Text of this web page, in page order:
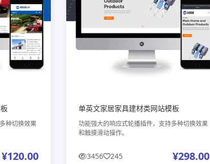
种切换效果
¥120.00
单英文家居家具建材类网站模板
功能强大的响应式轮播插件，支持多种切换效果
和触摸滑动操作。
3456 245 ¥298.00